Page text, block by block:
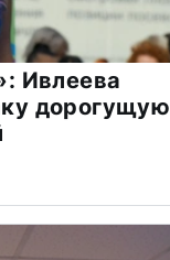
Ивлеева
дорогущую